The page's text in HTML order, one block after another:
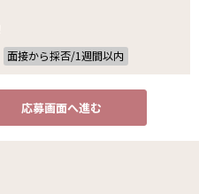
面接から採否/1週間以内
応募画面へ進む